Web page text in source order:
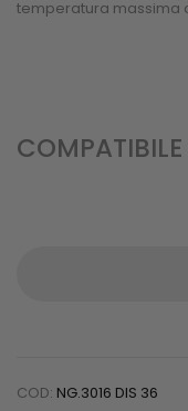
temperatura massima
COD: NG.3016 DIS 36